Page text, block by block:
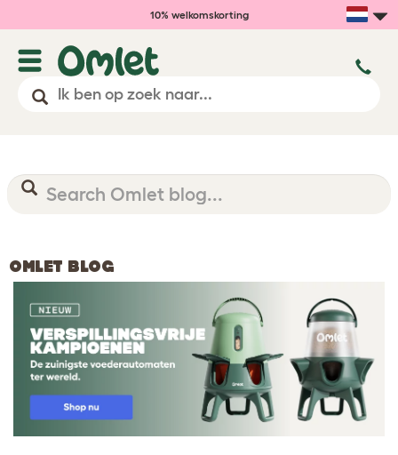
10% welkomskorting
OMLET BLOG